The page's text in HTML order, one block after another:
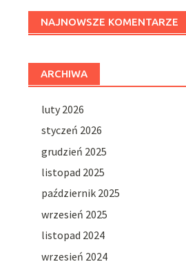
NAJNOWSZE KOMENTARZE
ARCHIWA
luty 2026
styczeń 2026
grudzień 2025
listopad 2025
październik 2025
wrzesień 2025
listopad 2024
wrzesień 2024